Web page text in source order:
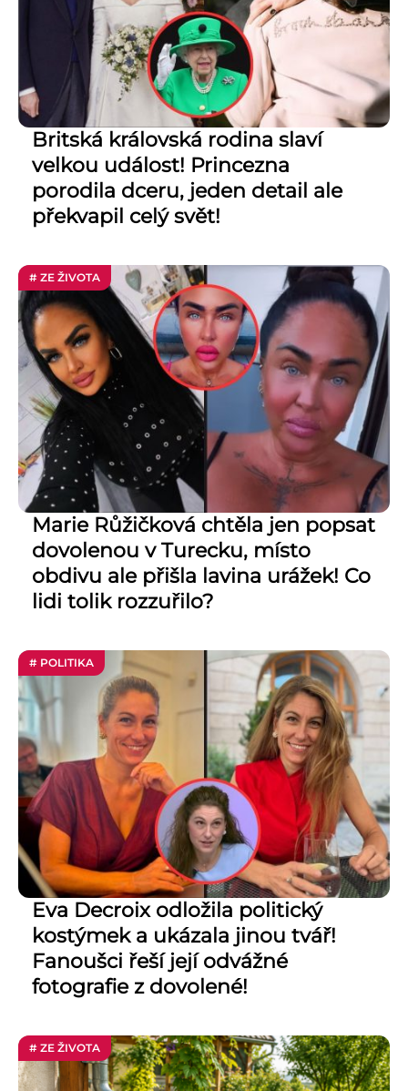
Britská královská rodina slaví
velkou událost! Princezna
porodila dceru, jeden detail ale
překvapil celý svět!
# ZE ŽIVOTA
Marie Růžičková chtěla jen popsat
dovolenou v Turecku, místo
obdivu ale přišla lavina urážek! Co
lidi tolik rozzuřilo?
# POLITIKA
Eva Decroix odložila politický
kostýmek a ukázala jinou tvář!
Fanoušci řeší její odvážné
fotografie z dovolené!
# ZE ŽIVOTA